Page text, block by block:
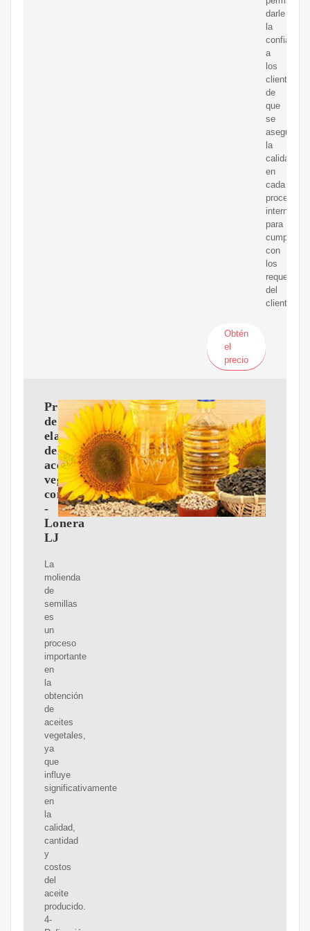
darle
la
confianza
a
los
clientes
de
que
se
asegura
la
calidad
en
cada
proceso
interno
para
cumplir
con
los
del
cliente.
Obtén
el
precio
Proceso
de
elaboración
del
aceite
vegetal
comestible
-
Lonera
LJ
La
molienda
de
semillas
es
un
proceso
importante
en
la
obtención
de
aceites
vegetales,
ya
que
influye
significativamente
en
la
calidad,
cantidad
y
costos
del
aceite
producido.
4-